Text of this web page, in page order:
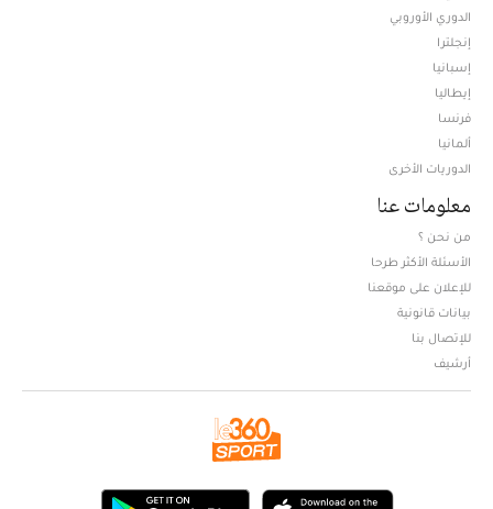
الدوري الأوروبي
إنجلترا
إسبانيا
إيطاليا
فرنسا
ألمانيا
الدوريات الأخرى
معلومات عنا
من نحن ؟
الأسئلة الأكثر طرحا
للإعلان على موقعنا
بيانات قانونية
للإتصال بنا
أرشيف